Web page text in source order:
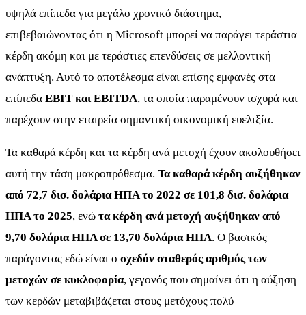
υψηλά επίπεδα για μεγάλο χρονικό διάστημα,
επιβεβαιώνοντας ότι η Microsoft μπορεί να παράγει τεράστια
κέρδη ακόμη και με τεράστιες επενδύσεις σε μελλοντική
ανάπτυξη. Αυτό το αποτέλεσμα είναι επίσης εμφανές στα
επίπεδα EBIT και EBITDA, τα οποία παραμένουν ισχυρά και
παρέχουν στην εταιρεία σημαντική οικονομική ευελιξία.
Τα καθαρά κέρδη και τα κέρδη ανά μετοχή έχουν ακολουθήσει
αυτή την τάση μακροπρόθεσμα. Τα καθαρά κέρδη αυξήθηκαν
από 72,7 δισ. δολάρια ΗΠΑ το 2022 σε 101,8 δισ. δολάρια
ΗΠΑ το 2025, ενώ τα κέρδη ανά μετοχή αυξήθηκαν από
9,70 δολάρια ΗΠΑ σε 13,70 δολάρια ΗΠΑ. Ο βασικός
παράγοντας εδώ είναι ο σχεδόν σταθερός αριθμός των
μετοχών σε κυκλοφορία, γεγονός που σημαίνει ότι η αύξηση
των κερδών μεταβιβάζεται στους μετόχους πολύ